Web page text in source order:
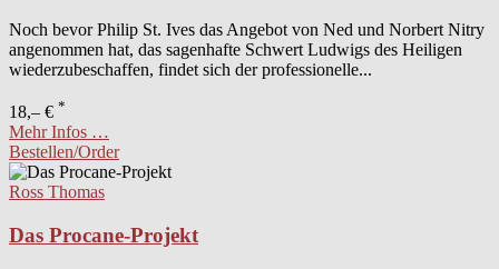
Noch bevor Philip St. Ives das Angebot von Ned und Norbert Nitry
angenommen hat, das sagenhafte Schwert Ludwigs des Heiligen
wiederzubeschaffen, findet sich der professionelle...
18,– € *
Mehr Infos …
Bestellen/Order
Ross Thomas
Das Procane-Projekt